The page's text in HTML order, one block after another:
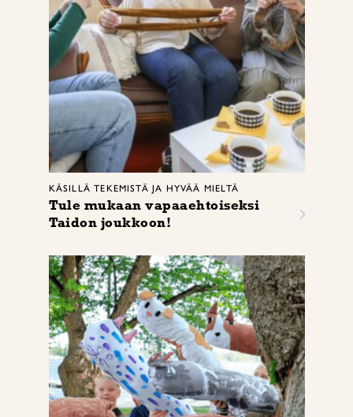
KÄSILLÄ TEKEMISTÄ JA HYVÄÄ MIELTÄ
Tule mukaan vapaaehtoiseksi
Taidon joukkoon!